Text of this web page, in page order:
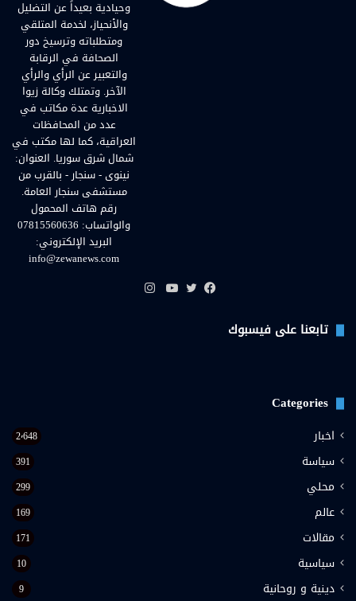
وحيادية بعيداً عن التضليل
والأنحياز، لخدمة المتلقي
ومتطلباته وترسيخ دور
الصحافة في الرقابة
والتعبير عن الرأي والرأي
الآخر. وتمتلك وكالة زيوا
الاخبارية عدة مكاتب في
عدد من المحافظات
العراقية، كما لها مكتب في
شمال شرق سوريا. العنوان:
نينوى - سنجار - بالقرب من
مستشفى سنجار العامة.
رقم هاتف المحمول
والواتساب: 07815560636
البريد الإلكتروني:
info@zewanews.com
تابعنا على فيسبوك
Categories
اخبار 2٬648
سياسة 391
محلي 299
عالم 169
مقالات 171
سياسية 10
دينية و روحانية 9